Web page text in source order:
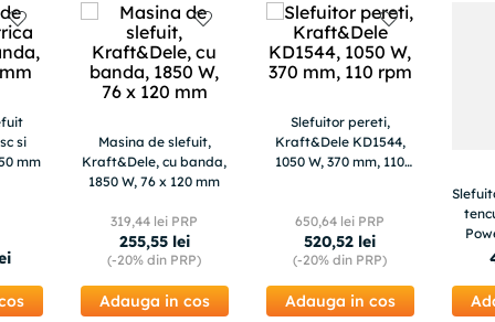
si
mm
Masina de slefuit,
Kraft&Dele, cu banda,
1850 W, 76 x 120 mm
319,44 lei PRP
255,55 lei
(-20% din PRP)
Adauga in cos
Slefuitor pereti,
Kraft&Dele KD1544,
1050 W, 370 mm, 110
650,64 lei PRP
520,52 lei
(-20% din PRP)
Adauga in cos